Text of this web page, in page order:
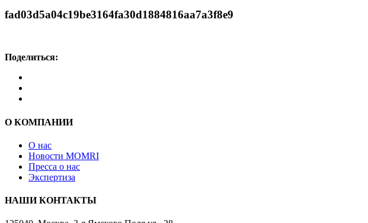
fad03d5a04c19be3164fa30d1884816aa7a3f8e9
Поделиться:
О КОМПАНИИ
О нас
Новости MOMRI
Пресса о нас
Экспертиза
НАШИ КОНТАКТЫ